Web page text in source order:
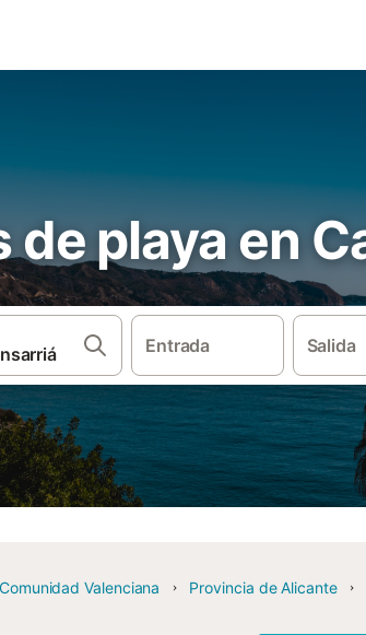
de playa en
Entrada Salida
Comunidad Valenciana Provincia de Alicante